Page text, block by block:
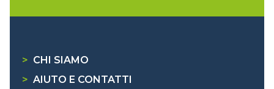
> CHI SIAMO
> AIUTO E CONTATTI